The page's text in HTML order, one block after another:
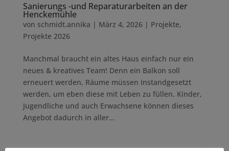
Sanierungs -und Reparaturarbeiten an der
Henckemühle
von schmidt.annika | März 4, 2026| Projekte,
Projekte 2026
Manchmal braucht ein altes Haus einfach nur ein
neues & kreatives Team! Denn ein Balkon soll
erneuert werden, Räume müssen Instandgesetzt
werden, um eben diese mit Leben zu füllen. Kinder,
Jugendliche und auch Erwachsene können dieses
Angebot dadurch in aller...